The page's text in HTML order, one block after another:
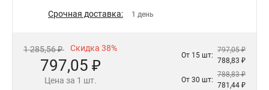
Срочная доставка: 1 день
1 285,56 ₽ Скидка 38%
797,05 ₽
Цена за 1 шт.
От 15 шт:
797,05 ₽
788,83 ₽
От 30 шт:
788,83 ₽
781,44 ₽